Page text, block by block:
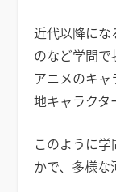
近代以降にな
のなど学問
アニメのキ
地キャラクタ
このように
かで、多様な